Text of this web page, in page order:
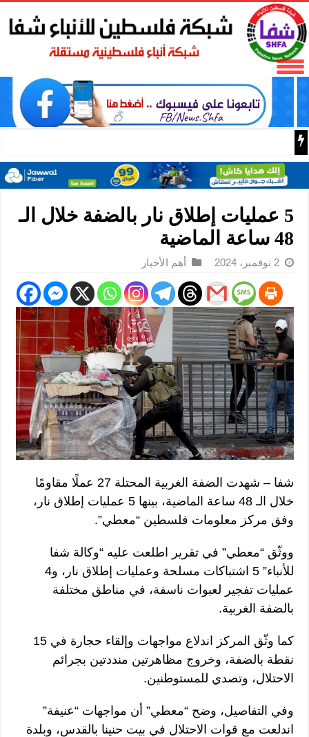
المعدات الذكية والتصنيع المتطور يدفعان نمو صناعة
5 عمليات إطلاق نار بالضفة خلال الـ
48 ساعة الماضية
2 نوفمبر، 2024 أهم الأخبار
شفا – شهدت الضفة الغربية المحتلة 27 عملًا مقاومًا
خلال الـ 48 ساعة الماضية، بينها 5 عمليات إطلاق نار،
وفق مركز معلومات فلسطين “معطي”.
ووثّق “معطي” في تقرير اطلعت عليه “وكالة شفا
للأنباء” 5 اشتباكات مسلحة وعمليات إطلاق نار، و4
عمليات تفجير لعبوات ناسفة، في مناطق مختلفة
بالضفة الغربية.
كما وثّق المركز اندلاع مواجهات وإلقاء حجارة في 15
نقطة بالضفة، وخروج مظاهرتين منددتين بجرائم
الاحتلال، وتصدي للمستوطنين.
وفي التفاصيل، وضح “معطي” أن مواجهات “عنيفة”
اندلعت مع قوات الاحتلال في بيت حنينا بالقدس، وبلدة